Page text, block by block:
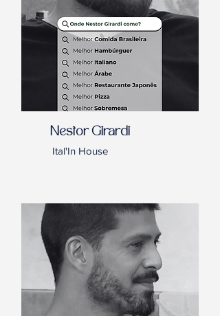
Nestor Girardi
Ital'In House